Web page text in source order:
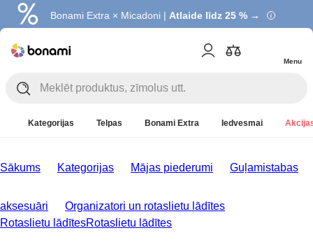
Bonami Extra × Micadoni | Atlaide līdz 25 % →
Menu
Kategorijas Telpas Bonami Extra Iedvesmai
Sākums Kategorijas Mājas piederumi Guļamistabas
aksesuāri
Organizatori un rotaslietu lādītes
Rotaslietu lādītesRotaslietu lādītes